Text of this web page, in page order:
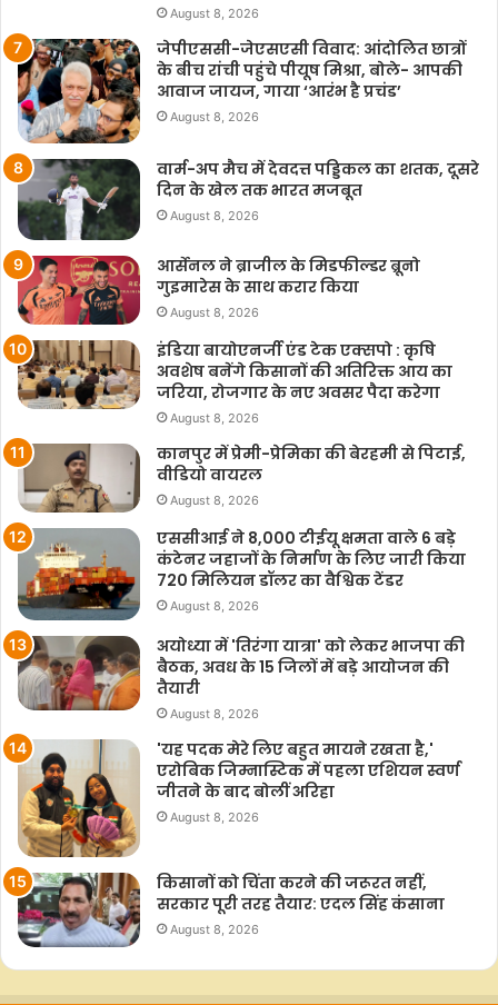
August 8, 2026
जेपीएससी-जेएसएसी विवाद: आंदोलित छात्रों
के बीच रांची पहुंचे पीयूष मिश्रा, बोले- आपकी
आवाज जायज, गाया ‘आरंभ है प्रचंड’
August 8, 2026
वार्म-अप मैच में देवदत्त पड्डिकल का शतक, दूसरे
दिन के खेल तक भारत मजबूत
August 8, 2026
आर्सेनल ने ब्राजील के मिडफील्डर ब्रूनो
गुइमारेस के साथ करार किया
August 8, 2026
इंडिया बायोएनर्जी एंड टेक एक्सपो : कृषि
अवशेष बनेंगे किसानों की अतिरिक्त आय का
जरिया, रोजगार के नए अवसर पैदा करेगा
August 8, 2026
कानपुर में प्रेमी-प्रेमिका की बेरहमी से पिटाई,
वीडियो वायरल
August 8, 2026
एससीआई ने 8,000 टीईयू क्षमता वाले 6 बड़े
कंटेनर जहाजों के निर्माण के लिए जारी किया
720 मिलियन डॉलर का वैश्विक टेंडर
August 8, 2026
अयोध्या में 'तिरंगा यात्रा' को लेकर भाजपा की
बैठक, अवध के 15 जिलों में बड़े आयोजन की
तैयारी
August 8, 2026
'यह पदक मेरे लिए बहुत मायने रखता है,'
एरोबिक जिम्नास्टिक में पहला एशियन स्वर्ण
जीतने के बाद बोलीं अरिहा
August 8, 2026
किसानों को चिंता करने की जरूरत नहीं,
सरकार पूरी तरह तैयार: एदल सिंह कंसाना
August 8, 2026